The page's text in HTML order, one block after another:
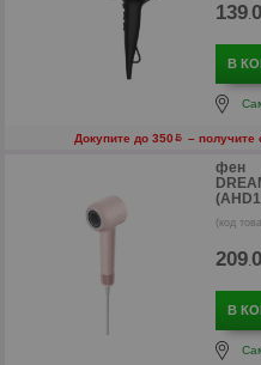
139.
В
Докупите до 350 – получите
фен
(код
209.
В